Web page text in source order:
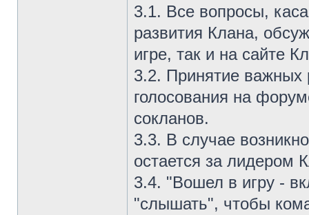
3.1. Все вопросы,
развития Клана,
игре, так и на сайте
3.2. Принятие важных
голосования на
сокланов.
3.3. В случае
остается за лидером
3.4. "Вошел в игру -
"слышать", чтобы